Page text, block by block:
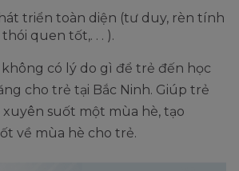
triển toàn diện (tư duy, rèn tính
quen tốt,. . . ).
không có lý do gì để trẻ đến học
cho trẻ tại Bắc Ninh. Giúp trẻ
xuyên suốt một mùa hè, tạo
về mùa hè cho trẻ.